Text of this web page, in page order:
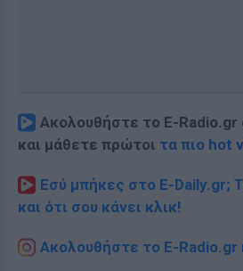
Ακολουθήστε το E-Radio.gr
και μάθετε πρώτοι τα πιο hot
Εσύ μπήκες στο E-Daily.gr;
και ότι σου κάνει κλικ!
Ακολουθήστε το E-Radio.gr